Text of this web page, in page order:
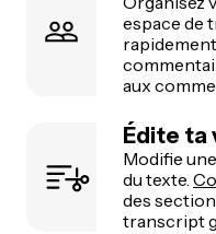
espace de
aux
Édite ta
Modifie
du texte.
des
transcript